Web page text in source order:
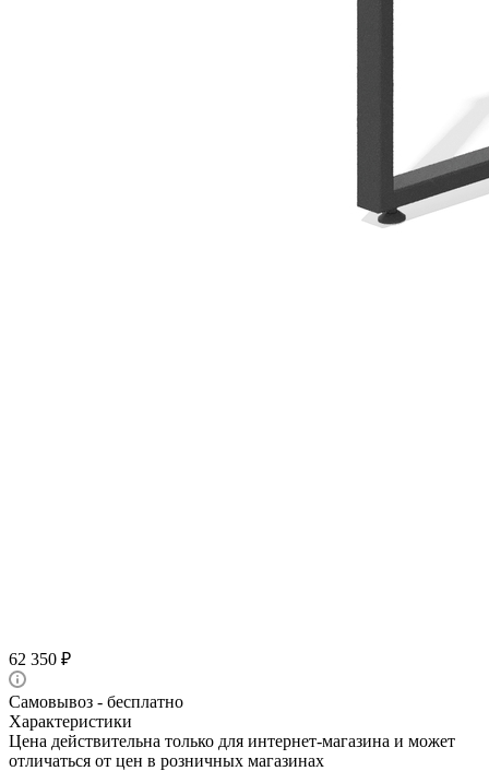
62 350 ₽
Самовывоз - бесплатно
Характеристики
Цена действительна только для интернет-магазина и может
отличаться от цен в розничных магазинах